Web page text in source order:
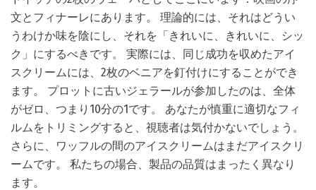
文とフィナーレにあります。 理論的には、それはどうい
うわけか味を陰にし、それを「きれいに、きれいに、シッ
ク」にするべきです。 実際には、同じ成功を収めたアイ
スクリームには、2枚のベニアを釘付けにすることができ
ます。 プロットに古いジェラールが参加したのは、全体
がゼロ、つまり10分の1です。 あなたが慎重に適切なフィ
ルムをトリミングすると、視聴者は気付かないでしょう。
さらに、ワッフルの間のアイスクリームはまだアイスクリ
ームです。 私たちの場合、製品の品質はまったく異なり
ます。